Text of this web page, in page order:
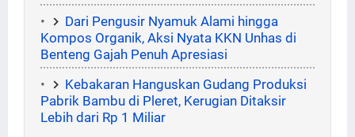
Dari Pengusir Nyamuk Alami hingga
Kompos Organik, Aksi Nyata KKN Unhas di
Benteng Gajah Penuh Apresiasi
Kebakaran Hanguskan Gudang Produksi
Pabrik Bambu di Pleret, Kerugian Ditaksir
Lebih dari Rp 1 Miliar